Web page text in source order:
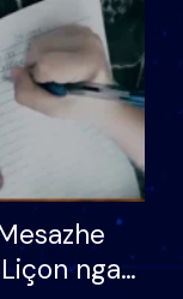
nga